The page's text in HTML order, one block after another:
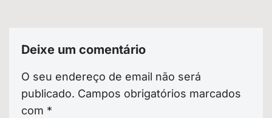
Deixe um comentário
O seu endereço de email não será
publicado. Campos obrigatórios marcados
com *